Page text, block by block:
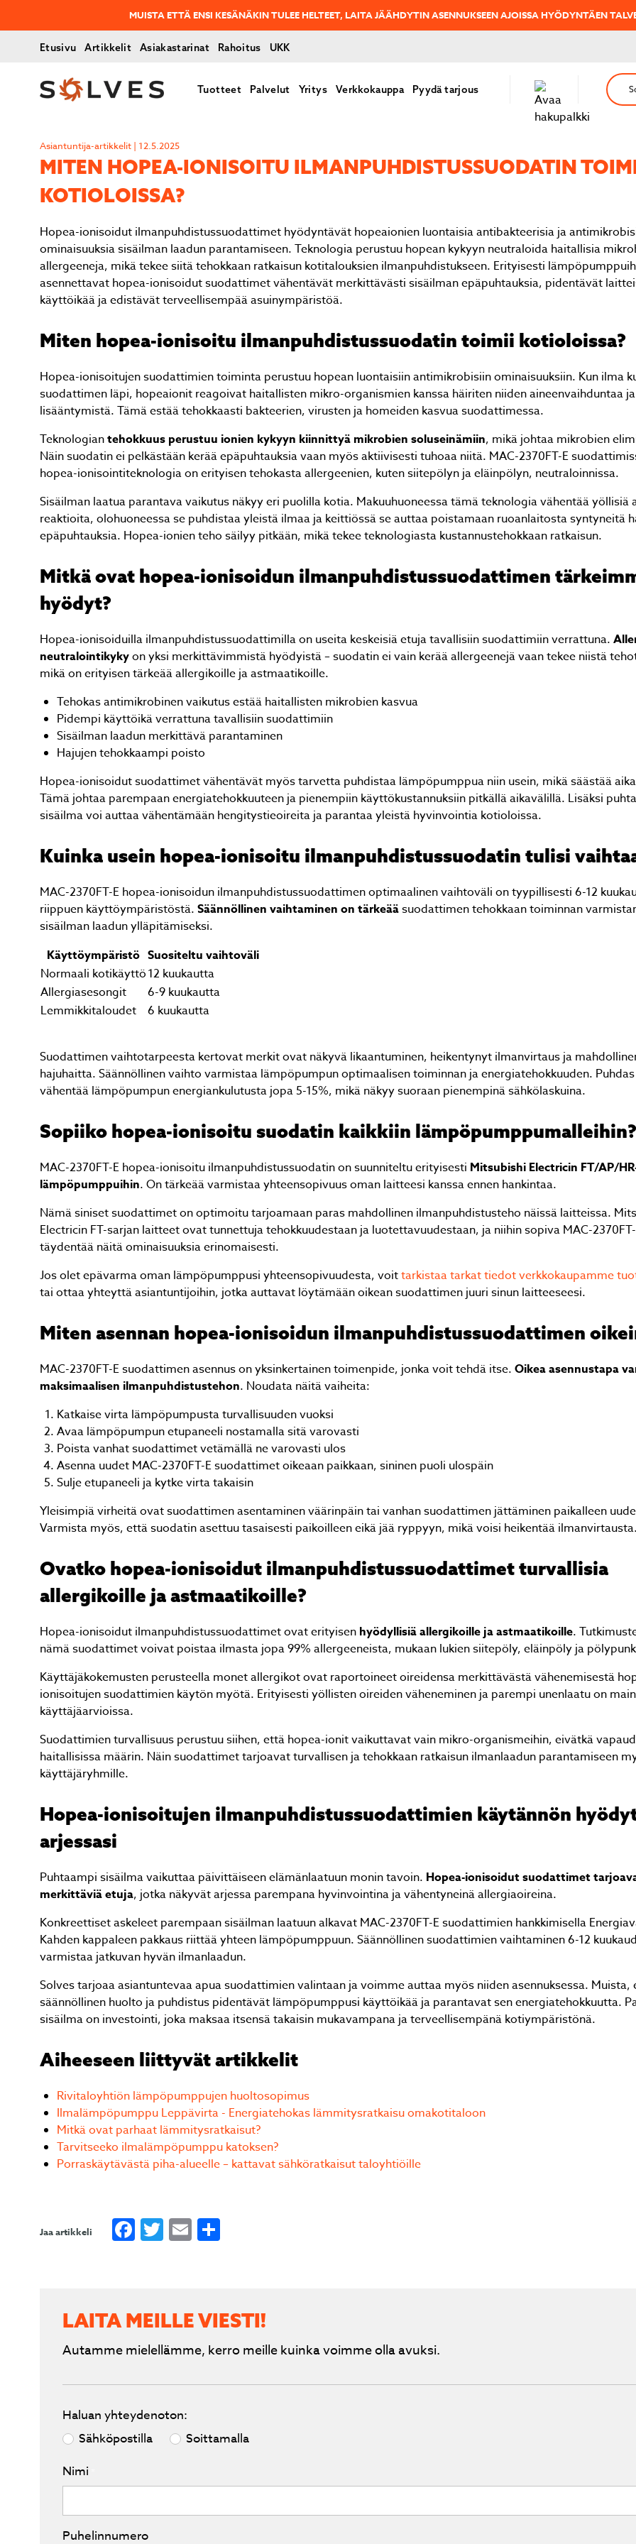
MUISTA ETTÄ ENSI KESÄNÄKIN TULEE HELTEET, LAITA JÄÄHDYTIN ASENNUKSEEN AJOISSA HYÖDYNTÄEN
Etusivu Artikkelit Asiakastarinat Rahoitus UKK
Tuotteet Palvelut Yritys Verkkokauppa Pyydä tarjous
Asiantuntija-artikkelit | 12.5.2025
MITEN HOPEA-IONISOITU IL­MAN­PUH­DIS­TUS­SUO­DA­TIN
KOTIOLOISSA?
Hopea-ionisoidut ilmanpuhdistussuodattimet hyödyntävät hopeaionien luontaisia antibakteerisia ja
ominaisuuksia sisäilman laadun parantamiseen. Teknologia perustuu hopean kykyyn neutraloida haitallisia
allergeeneja, mikä tekee siitä tehokkaan ratkaisun kotitalouksien ilmanpuhdistukseen. Erityisesti
asennettavat hopea-ionisoidut suodattimet vähentävät merkittävästi sisäilman epäpuhtauksia, pidentävät
käyttöikää ja edistävät terveellisempää asuinympäristöä.
Miten hopea-ionisoitu ilmanpuhdistussuodatin toimii kotioloissa?
Hopea-ionisoitujen suodattimien toiminta perustuu hopean luontaisiin antimikrobisiin ominaisuuksiin. Kun ilma
suodattimen läpi, hopeaionit reagoivat haitallisten mikro-organismien kanssa häiriten niiden aineenvaihduntaa ja
lisääntymistä. Tämä estää tehokkaasti bakteerien, virusten ja homeiden kasvua suodattimessa.
Teknologiantehokkuus perustuu ionien kykyyn kiinnittyä mikrobien soluseinämiin, mikä johtaa mikrobien
Näin suodatin ei pelkästään kerää epäpuhtauksia vaan myös aktiivisesti tuhoaa niitä. MAC-2370FT-E
hopea-ionisointiteknologia on erityisen tehokasta allergeenien, kuten siitepölyn ja eläinpölyn, neutraloinnissa.
Sisäilman laatua parantava vaikutus näkyy eri puolilla kotia. Makuuhuoneessa tämä teknologia vähentää yöllisiä
reaktioita, olohuoneessa se puhdistaa yleistä ilmaa ja keittiössä se auttaa poistamaan ruoanlaitosta syntyneitä
epäpuhtauksia. Hopea-ionien teho säilyy pitkään, mikä tekee teknologiasta kustannustehokkaan ratkaisun.
Mitkä ovat hopea-ionisoidun ilmanpuhdistussuodattimen
hyödyt?
Hopea-ionisoiduilla ilmanpuhdistussuodattimilla on useita keskeisiä etuja tavallisiin suodattimiin verrattuna.
neutralointikykyon yksi merkittävimmistä hyödyistä – suodatin ei vain kerää allergeenejä vaan tekee niistä
mikä on erityisen tärkeää allergikoille ja astmaatikoille.
Tehokas antimikrobinen vaikutus estää haitallisten mikrobien kasvua
Pidempi käyttöikä verrattuna tavallisiin suodattimiin
Sisäilman laadun merkittävä parantaminen
Hajujen tehokkaampi poisto
Hopea-ionisoidut suodattimet vähentävät myös tarvetta puhdistaa lämpöpumppua niin usein, mikä säästää
Tämä johtaa parempaan energiatehokkuuteen ja pienempiin käyttökustannuksiin pitkällä aikavälillä. Lisäksi
sisäilma voi auttaa vähentämään hengitystieoireita ja parantaa yleistä hyvinvointia kotioloissa.
Kuinka usein hopea-ionisoitu ilmanpuhdistussuodatin tulisi
MAC-2370FT-E hopea-ionisoidun ilmanpuhdistussuodattimen optimaalinen vaihtoväli on tyypillisesti 6-12
riippuen käyttöympäristöstä. Säännöllinen vaihtaminen on tärkeääsuodattimen tehokkaan toiminnan
sisäilman laadun ylläpitämiseksi.
Käyttöympäristö Suositeltu vaihtoväli
Normaali kotikäyttö12 kuukautta
Allergiasesongit
6-9 kuukautta
Lemmikkitaloudet
6 kuukautta
Suodattimen vaihtotarpeesta kertovat merkit ovat näkyvä likaantuminen, heikentynyt ilmanvirtaus ja
hajuhaitta. Säännöllinen vaihto varmistaa lämpöpumpun optimaalisen toiminnan ja energiatehokkuuden.
vähentää lämpöpumpun energiankulutusta jopa 5-15%, mikä näkyy suoraan pienempinä sähkölaskuina.
Sopiiko hopea-ionisoitu suodatin kaikkiin lämpöpumppumalleihin?
MAC-2370FT-E hopea-ionisoitu ilmanpuhdistussuodatin on suunniteltu erityisesti Mitsubishi Electricin FT/AP/
lämpöpumppuihin. On tärkeää varmistaa yhteensopivuus oman laitteesi kanssa ennen hankintaa.
Nämä siniset suodattimet on optimoitu tarjoamaan paras mahdollinen ilmanpuhdistusteho näissä laitteissa.
Electricin FT-sarjan laitteet ovat tunnettuja tehokkuudestaan ja luotettavuudestaan, ja niihin sopiva MAC-
täydentää näitä ominaisuuksia erinomaisesti.
Jos olet epävarma oman lämpöpumppusi yhteensopivuudesta, voittarkistaa tarkat tiedot verkkokaupamme
tai ottaa yhteyttä asiantuntijoihin, jotka auttavat löytämään oikean suodattimen juuri sinun laitteeseesi.
Miten asennan hopea-ionisoidun ilmanpuhdistussuodattimen
MAC-2370FT-E suodattimen asennus on yksinkertainen toimenpide, jonka voit tehdä itse. Oikea asennustapa
maksimaalisen ilmanpuhdistustehon. Noudata näitä vaiheita:
Katkaise virta lämpöpumpusta turvallisuuden vuoksi
Avaa lämpöpumpun etupaneeli nostamalla sitä varovasti
Poista vanhat suodattimet vetämällä ne varovasti ulos
Asenna uudet MAC-2370FT-E suodattimet oikeaan paikkaan, sininen puoli ulospäin
Sulje etupaneeli ja kytke virta takaisin
Yleisimpiä virheitä ovat suodattimen asentaminen väärinpäin tai vanhan suodattimen jättäminen paikalleen
Varmista myös, että suodatin asettuu tasaisesti paikoilleen eikä jää ryppyyn, mikä voisi heikentää ilmanvirtausta.
Ovatko hopea-ionisoidut ilmanpuhdistussuodattimet turvallisia
allergikoille ja astmaatikoille?
Hopea-ionisoidut ilmanpuhdistussuodattimet ovat erityisen hyödyllisiä allergikoille ja astmaatikoille.
nämä suodattimet voivat poistaa ilmasta jopa 99% allergeeneista, mukaan lukien siitepöly, eläinpöly ja
Käyttäjäkokemusten perusteella monet allergikot ovat raportoineet oireidensa merkittävästä vähenemisestä
ionisoitujen suodattimien käytön myötä. Erityisesti yöllisten oireiden väheneminen ja parempi unenlaatu on
käyttäjäarvioissa.
Suodattimien turvallisuus perustuu siihen, että hopea-ionit vaikuttavat vain mikro-organismeihin, eivätkä
haitallisissa määrin. Näin suodattimet tarjoavat turvallisen ja tehokkaan ratkaisun ilmanlaadun parantamiseen
käyttäjäryhmille.
Hopea-ionisoitujen ilmanpuhdistussuodattimien käytännön
arjessasi
Puhtaampi sisäilma vaikuttaa päivittäiseen elämänlaatuun monin tavoin. Hopea-ionisoidut suodattimet
merkittäviä etuja, jotka näkyvät arjessa parempana hyvinvointina ja vähentyneinä allergiaoireina.
Konkreettiset askeleet parempaan sisäilman laatuun alkavat MAC-2370FT-E suodattimien hankkimisella
Kahden kappaleen pakkaus riittää yhteen lämpöpumppuun. Säännöllinen suodattimien vaihtaminen 6-12
varmistaa jatkuvan hyvän ilmanlaadun.
Solves tarjoaa asiantuntevaa apua suodattimien valintaan ja voimme auttaa myös niiden asennuksessa. Muista,
säännöllinen huolto ja puhdistus pidentävät lämpöpumppusi käyttöikää ja parantavat sen energiatehokkuutta.
sisäilma on investointi, joka maksaa itsensä takaisin mukavampana ja terveellisempänä kotiympäristönä.
Aiheeseen liittyvät artikkelit
Rivitaloyhtiön lämpöpumppujen huoltosopimus
Ilmalämpöpumppu Leppävirta - Energiatehokas lämmitysratkaisu omakotitaloon
Mitkä ovat parhaat lämmitysratkaisut?
Tarvitseeko ilmalämpöpumppu katoksen?
Porraskäytävästä piha-alueelle – kattavat sähköratkaisut taloyhtiöille
Jaa artikkeli Facebook
Twitter
Email
LAITA MEILLE VIESTI!
Autamme mielellämme, kerro meille kuinka voimme olla avuksi.
Haluan yhteydenoton:
Sähköpostilla
Soittamalla
Nimi
Puhelinnumero
Lähetä kysymyksesi helposti tämän lomakkeen avulla
niin vastaamme sinulle mahdollisimman pian!
tarjous, nopea toimitus ja
Ossi Ruippo
Page
3